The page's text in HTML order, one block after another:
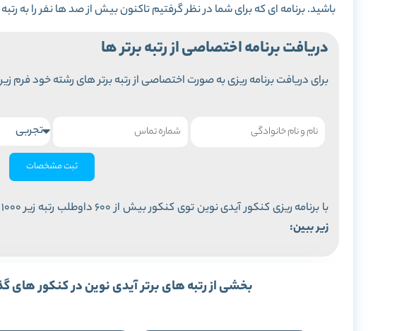
باشید. برنامه ای که برای شما در نظر گرفتیم تاکنون بیش از صد ها نفر را به رتبه های 2 رقمی و 3 رقمی کنکور
دریافت برنامه اختصاصی از رتبه برتر ها
برای دریافت برنامه ریزی به صورت اختصاصی از رتبه برتر های رشته خود فرم زیر
ثبت مشخصات
با برنامه ریزی کنکور آیدی نوین توی کنکور بیش از 600 داوطلب رتبه زیر 1000 شدن!
زیر ببین:
بخشی از رتبه های برتر آیدی نوین در کنکور های